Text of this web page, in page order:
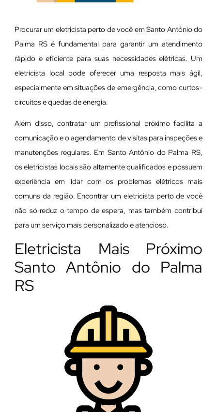
Procurar um eletricista perto de você em Santo Antônio do
Palma RS é fundamental para garantir um atendimento
rápido e eficiente para suas necessidades elétricas. Um
eletricista local pode oferecer uma resposta mais ágil,
especialmente em situações de emergência, como curtos-
circuitos e quedas de energia.
Além disso, contratar um profissional próximo facilita a
comunicação e o agendamento de visitas para inspeções e
manutenções regulares. Em Santo Antônio do Palma RS,
os eletricistas locais são altamente qualificados e possuem
experiência em lidar com os problemas elétricos mais
comuns da região. Encontrar um eletricista perto de você
não só reduz o tempo de espera, mas também contribui
para um serviço mais personalizado e atencioso.
Eletricista Mais Próximo
Santo Antônio do Palma
RS